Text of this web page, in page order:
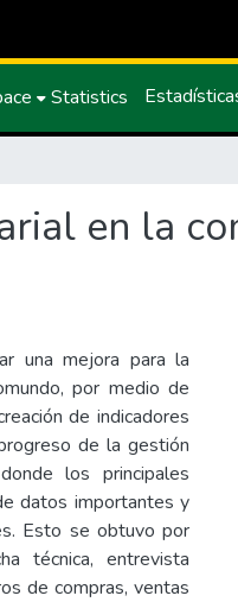
Statistics
en la
una mejora para la
por medio de
de indicadores
de la gestión
los principales
datos importantes y
Esto se obtuvo por
técnica, entrevista
de compras, ventas